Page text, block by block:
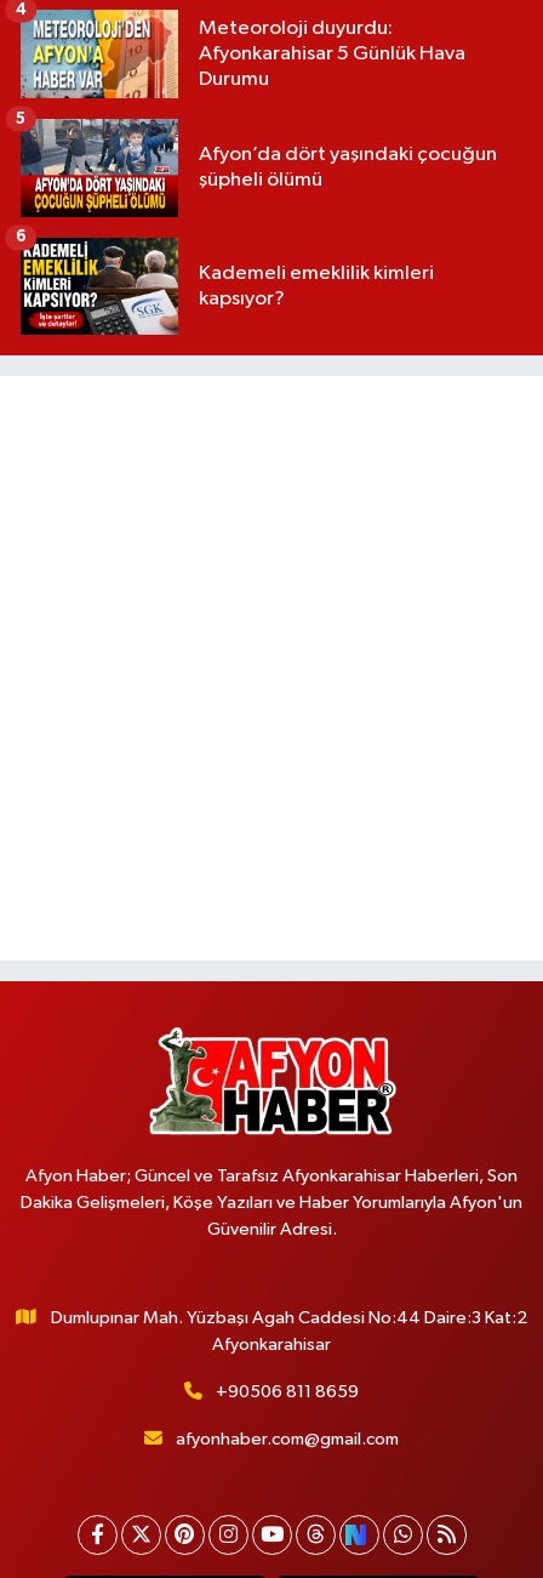
Meteoroloji duyurdu:
Afyonkarahisar 5 Günlük Hava
Durumu
4
Afyon’da dört yaşındaki çocuğun
şüpheli ölümü
5
Kademeli emeklilik kimleri
kapsıyor?
6
Afyon Haber; Güncel ve Tarafsız Afyonkarahisar Haberleri, Son
Dakika Gelişmeleri, Köşe Yazıları ve Haber Yorumlarıyla Afyon'un
Güvenilir Adresi.
Dumlupınar Mah. Yüzbaşı Agah Caddesi No:44 Daire:3 Kat:2
Afyonkarahisar
+90506 811 8659
afyonhaber.com@gmail.com